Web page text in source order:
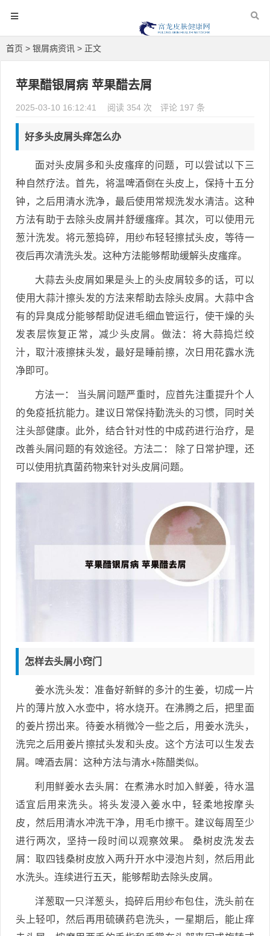
首页 > 银屑病资讯 > 正文
苹果醋银屑病 苹果醋去屑
2025-03-10 16:12:41 阅读 354 次 评论 197 条
好多头皮屑头痒怎么办
面对头皮屑多和头皮瘙痒的问题，可以尝试以下三
种自然疗法。首先，将温啤酒倒在头皮上，保持十五分
钟，之后用清水洗净，最后使用常规洗发水清洁。这种
方法有助于去除头皮屑并舒缓瘙痒。其次，可以使用元
葱汁洗发。将元葱捣碎，用纱布轻轻擦拭头皮，等待一
夜后再次清洗头发。这种方法能够帮助缓解头皮瘙痒。
大蒜去头皮屑如果是头上的头皮屑较多的话，可以
使用大蒜汁擦头发的方法来帮助去除头皮屑。大蒜中含
有的异臭成分能够帮助促进毛细血管运行，使干燥的头
发表层恢复正常，减少头皮屑。做法：将大蒜捣烂绞
汁，取汁液擦抹头发，最好是睡前擦，次日用花露水洗
净即可。
方法一： 当头屑问题严重时，应首先注重提升个人
的免疫抵抗能力。建议日常保持勤洗头的习惯，同时关
注头部健康。此外，结合针对性的中成药进行治疗，是
改善头屑问题的有效途径。方法二： 除了日常护理，还
可以使用抗真菌药物来针对头皮屑问题。
怎样去头屑小窍门
姜水洗头发：准备好新鲜的多汁的生姜，切成一片
片的薄片放入水壶中，将水烧开。在沸腾之后，把里面
的姜片捞出来。待姜水稍微冷一些之后，用姜水洗头，
洗完之后用姜片擦拭头发和头皮。这个方法可以生发去
屑。啤酒去屑：这种方法与清水+陈醋类似。
利用鲜姜水去头屑：在煮沸水时加入鲜姜，待水温
适宜后用来洗头。将头发浸入姜水中，轻柔地按摩头
皮，然后用清水冲洗干净，用毛巾擦干。建议每周至少
进行两次，坚持一段时间以观察效果。 桑树皮洗发去
屑：取四钱桑树皮放入两升开水中浸泡片刻，然后用此
水洗头。连续进行五天，能够帮助去除头皮屑。
洋葱取一只洋葱头，捣碎后用纱布包住，洗头前在
头上轻叩，然后再用硫磺药皂洗头，一星期后，能止痒